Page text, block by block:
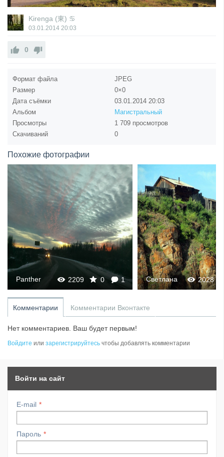
Kirenga (東) ♋
03.01.2014 20:03
0
Формат файла
JPEG
Размер
0×0
Дата съёмки
03.01.2014 20:03
Альбом
Магистральный
Просмотры
1 709 просмотров
Скачиваний
0
Похожие фотографии
2209 0 1
Panther 2028
Светлана
Комментарии Комментарии Вконтакте
Нет комментариев. Ваш будет первым!
Войдите или зарегистрируйтесь чтобы добавлять комментарии
Войти на сайт
E-mail
Пароль